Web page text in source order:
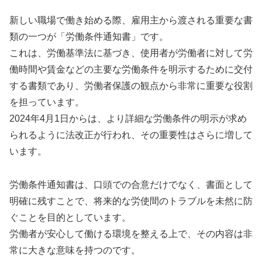
新しい職場で働き始める際、雇用主から渡される重要な書
類の一つが「労働条件通知書」です。
これは、労働基準法に基づき、使用者が労働者に対して労
働時間や賃金などの主要な労働条件を明示するために交付
する書類であり、労働者保護の観点から非常に重要な役割
を担っています。
2024年4月1日からは、より詳細な労働条件の明示が求め
られるように法改正が行われ、その重要性はさらに増して
います。
労働条件通知書は、口頭での合意だけでなく、書面として
明確に残すことで、将来的な労使間のトラブルを未然に防
ぐことを目的としています。
労働者が安心して働ける環境を整える上で、その内容は非
常に大きな意味を持つのです。